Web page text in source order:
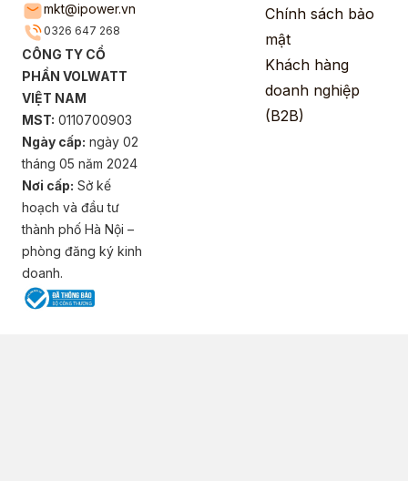
mkt@ipower.vn
0326 647 268
CÔNG TY CỔ
PHẦN VOLWATT
VIỆT NAM
MST: 0110700903
Ngày cấp: ngày 02
tháng 05 năm 2024
Nơi cấp: Sở kế
hoạch và đầu tư
thành phố Hà Nội –
phòng đăng ký kinh
doanh.
Chính sách bảo
mật
Khách hàng
doanh nghiệp
(B2B)